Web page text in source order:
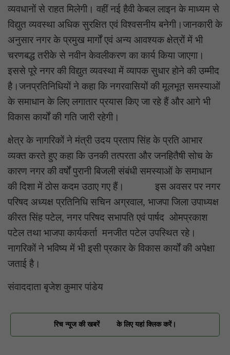
व्यवधानों से राहत मिलेगी। वहीं नई हैवी केबल लाइन के माध्यम से
विद्युत व्यवस्था अधिक सुरक्षित एवं विश्वसनीय बनेगी।जानकारी के
अनुसार नगर के प्रमुख मार्गों एवं अन्य आवश्यक क्षेत्रों में भी
चरणबद्ध तरीके से नवीन केवलीकरण का कार्य किया जाएगा।
इससे पूरे नगर की विद्युत व्यवस्था में व्यापक सुधार होने की उम्मीद
है।जनप्रतिनिधियों ने कहा कि नगरवासियों की मूलभूत समस्याओं
के समाधान के लिए लगातार प्रयास किए जा रहे हैं और आगे भी
विकास कार्यों की गति जारी रहेगी।
क्षेत्र के नागरिकों ने मंत्री उदय प्रताप सिंह के प्रति आभार
व्यक्त करते हुए कहा कि उनकी तत्परता और जनहितैषी सोच के
कारण नगर की वर्षों पुरानी बिजली संबंधी समस्याओं के समाधान
की दिशा में ठोस कदम उठाए गए हैं। इस अवसर पर नगर
परिषद अध्यक्ष प्रतिनिधि सचिन अग्रवाल, भाजपा जिला उपाध्यक्ष
कीरत सिंह पटेल, नगर परिषद सभापति एवं पार्षद ओमप्रकाश
पटेल तथा भाजपा कार्यकर्ता मनजीत पटेल उपस्थित रहे।
नागरिकों ने भविष्य में भी इसी प्रकार के विकास कार्यों की अपेक्षा
जताई है।
संवाददाता बृजेश कुमार पांडेय
रिच न्यूज की खबरें के लिए यहां क्लिक करें।